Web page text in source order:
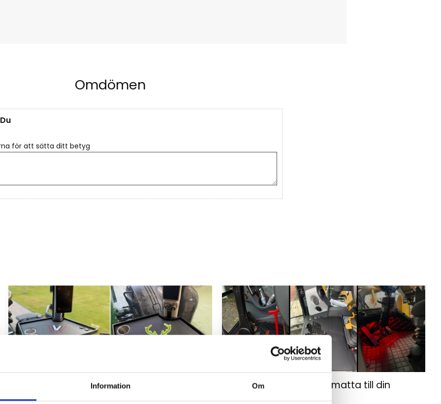
Information Om
Omdömen
Du
för att sätta ditt betyg
Hyttbord till traktorn, den lilla detaljen
som gör stor skillnad i vardagen
Hur väljer du rätt golvmatta till din